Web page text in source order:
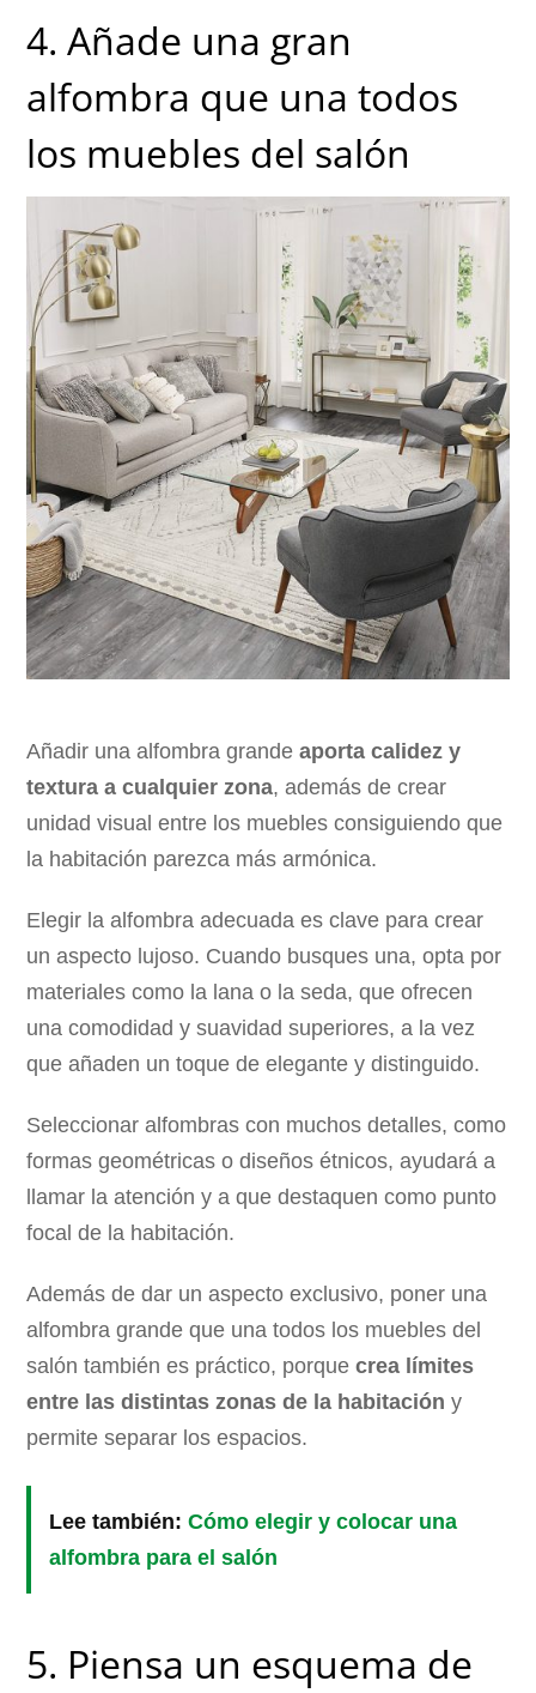
4. Añade una gran
alfombra que una todos
los muebles del salón
Añadir una alfombra grandeaporta calidez y
textura a cualquier zona, además de crear
unidad visual entre los muebles consiguiendo que
la habitación parezca más armónica.
Elegir la alfombra adecuada es clave para crear
un aspecto lujoso. Cuando busques una, opta por
materiales como la lana o la seda, que ofrecen
una comodidad y suavidad superiores, a la vez
que añaden un toque de elegante y distinguido.
Seleccionar alfombras con muchos detalles, como
formas geométricas o diseños étnicos, ayudará a
llamar la atención y a que destaquen como punto
focal de la habitación.
Además de dar un aspecto exclusivo, poner una
alfombra grande que una todos los muebles del
salón también es práctico, porquecrea límites
entre las distintas zonas de la habitación y
permite separar los espacios.
Lee también:Cómo elegir y colocar una
alfombra para el salón
5. Piensa un esquema de